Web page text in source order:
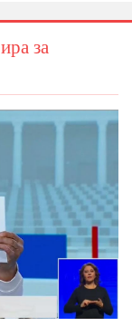
за